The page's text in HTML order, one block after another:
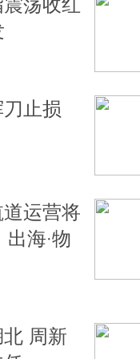
刀止损
运营将
海·物
周新